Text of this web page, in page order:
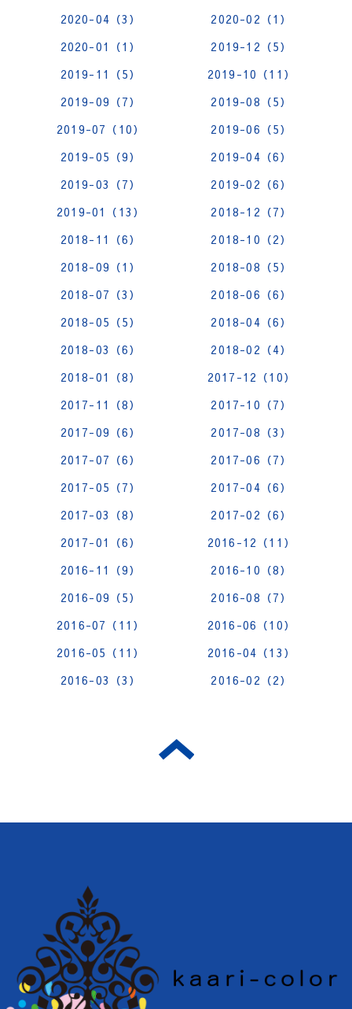
2020-04（3）
2020-02（1）
2020-01（1）
2019-12（5）
2019-11（5）
2019-10（11）
2019-09（7）
2019-08（5）
2019-07（10）
2019-06（5）
2019-05（9）
2019-04（6）
2019-03（7）
2019-02（6）
2019-01（13）
2018-12（7）
2018-11（6）
2018-10（2）
2018-09（1）
2018-08（5）
2018-07（3）
2018-06（6）
2018-05（5）
2018-04（6）
2018-03（6）
2018-02（4）
2018-01（8）
2017-12（10）
2017-11（8）
2017-10（7）
2017-09（6）
2017-08（3）
2017-07（6）
2017-06（7）
2017-05（7）
2017-04（6）
2017-03（8）
2017-02（6）
2017-01（6）
2016-12（11）
2016-11（9）
2016-10（8）
2016-09（5）
2016-08（7）
2016-07（11）
2016-06（10）
2016-05（11）
2016-04（13）
2016-03（3）
2016-02（2）